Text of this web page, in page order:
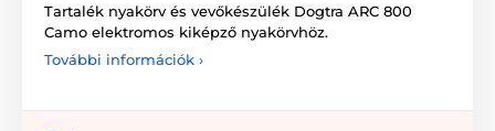
Tartalék nyakörv és vevőkészülék Dogtra ARC 800
Camo elektromos kiképző nyakörvhöz.
További információk ›